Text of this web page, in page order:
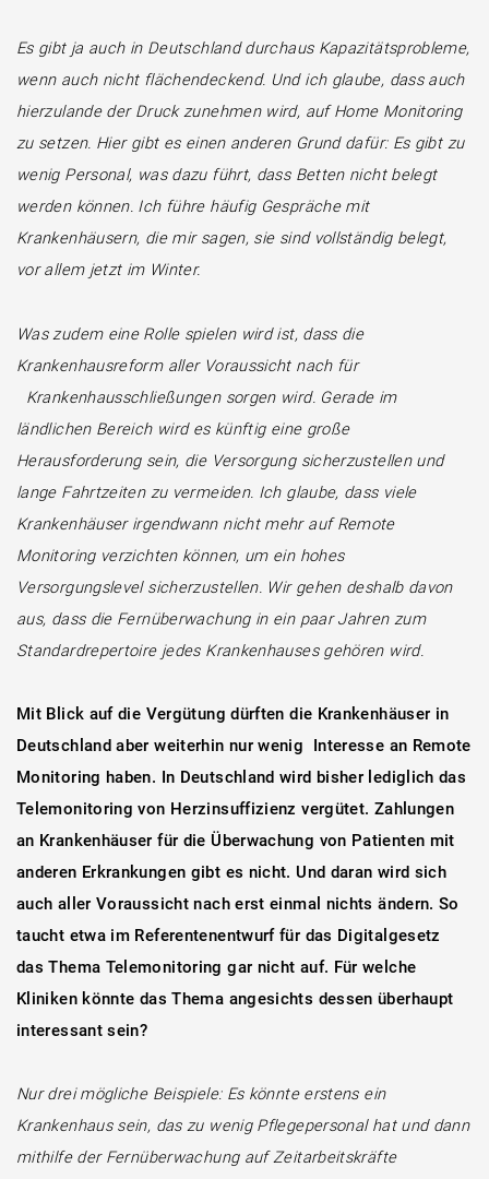
Es gibt ja auch in Deutschland durchaus Kapazitätsprobleme,
wenn auch nicht flächendeckend. Und ich glaube, dass auch
hierzulande der Druck zunehmen wird, auf Home Monitoring
zu setzen. Hier gibt es einen anderen Grund dafür: Es gibt zu
wenig Personal, was dazu führt, dass Betten nicht belegt
werden können. Ich führe häufig Gespräche mit
Krankenhäusern, die mir sagen, sie sind vollständig belegt,
vor allem jetzt im Winter.
Was zudem eine Rolle spielen wird ist, dass die
Krankenhausreform aller Voraussicht nach für
Krankenhausschließungen sorgen wird. Gerade im
ländlichen Bereich wird es künftig eine große
Herausforderung sein, die Versorgung sicherzustellen und
lange Fahrtzeiten zu vermeiden. Ich glaube, dass viele
Krankenhäuser irgendwann nicht mehr auf Remote
Monitoring verzichten können, um ein hohes
Versorgungslevel sicherzustellen. Wir gehen deshalb davon
aus, dass die Fernüberwachung in ein paar Jahren zum
Standardrepertoire jedes Krankenhauses gehören wird.
Mit Blick auf die Vergütung dürften die Krankenhäuser in
Deutschland aber weiterhin nur wenig Interesse an Remote
Monitoring haben. In Deutschland wird bisher lediglich das
Telemonitoring von Herzinsuffizienz vergütet. Zahlungen
an Krankenhäuser für die Überwachung von Patienten mit
anderen Erkrankungen gibt es nicht. Und daran wird sich
auch aller Voraussicht nach erst einmal nichts ändern. So
taucht etwa im Referentenentwurf für das Digitalgesetz
das Thema Telemonitoring gar nicht auf. Für welche
Kliniken könnte das Thema angesichts dessen überhaupt
interessant sein?
Nur drei mögliche Beispiele: Es könnte erstens ein
Krankenhaus sein, das zu wenig Pflegepersonal hat und dann
mithilfe der Fernüberwachung auf Zeitarbeitskräfte